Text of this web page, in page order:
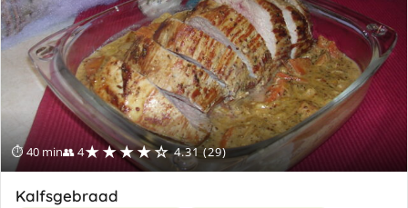
⏱ 40 min👥 4★★★★☆ 4.31 (29)
Kalfsgebraad